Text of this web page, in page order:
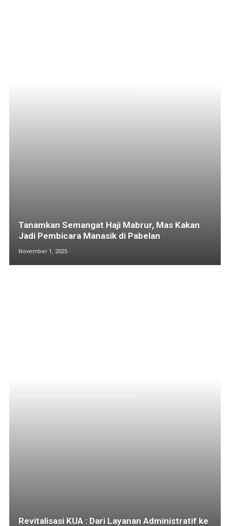
Tanamkan Semangat Haji Mabrur, Mas Kakan
Jadi Pembicara Manasik di Pabelan
November 1, 2025
Revitalisasi KUA : Dari Layanan Administratif ke